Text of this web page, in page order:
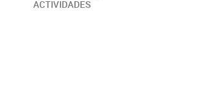
ACTIVIDADES